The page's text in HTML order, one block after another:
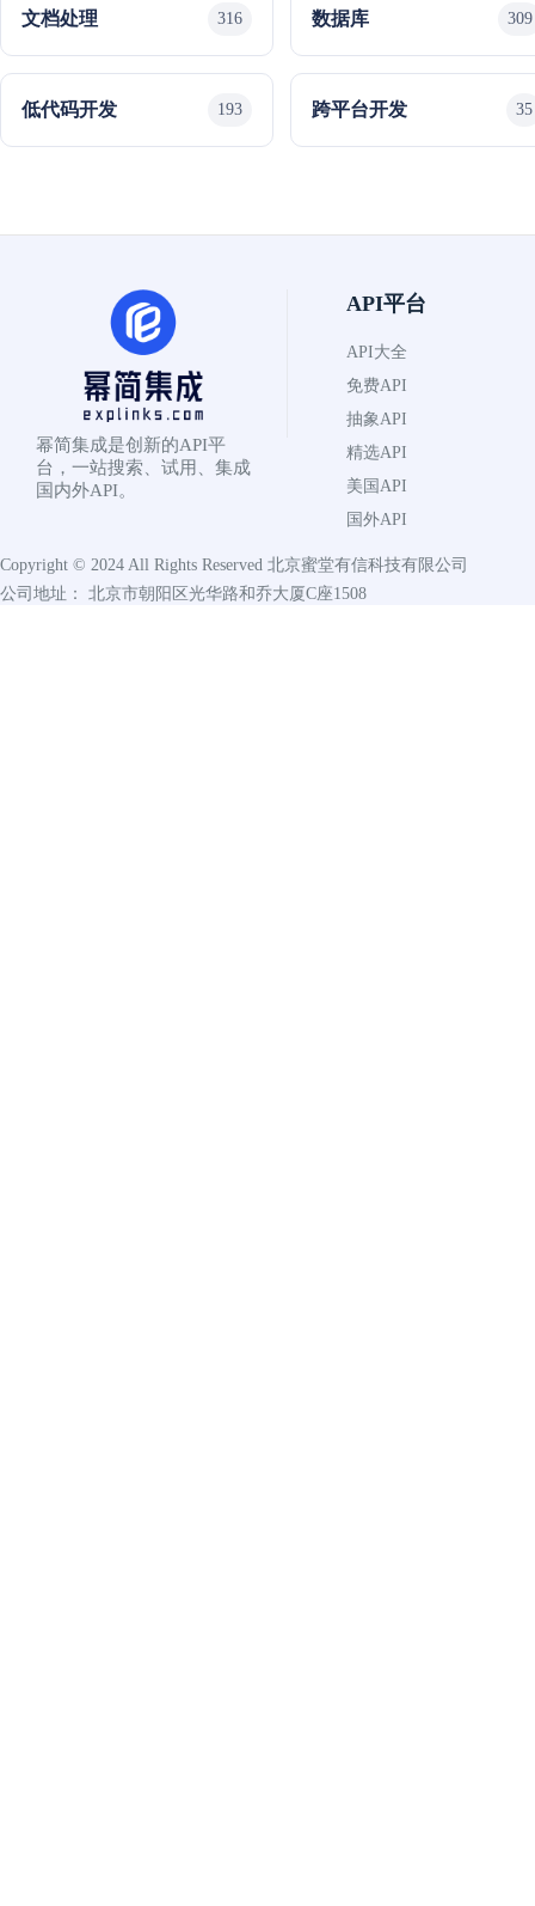
文档处理 316 数据库 309
低代码开发 193 跨平台开发 35
幂简集成是创新的API平
台，一站搜索、试用、集成
国内外API。
API平台
API大全
免费API
抽象API
精选API
美国API
国外API
Copyright © 2024 All Rights Reserved 北京蜜堂有信科技有限公司
公司地址： 北京市朝阳区光华路和乔大厦C座1508